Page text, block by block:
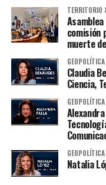
TERRITORIO
comisión
muerte
Claudia
Ciencia,
Natalia